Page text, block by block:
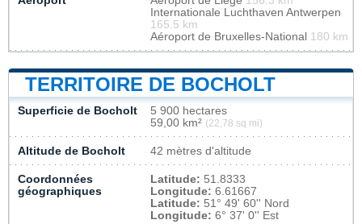
Internationale Luchthaven Antwerpen
165.5 km
Aéroport de Bruxelles-National 180 km
TERRITOIRE DE BOCHOLT
Superficie de Bocholt
5 900 hectares
59,00 km² (22,78 sq mi)
Altitude de Bocholt 42 mètres d'altitude
Coordonnées
géographiques
Latitude: 51.8333
Longitude: 6.61667
Latitude: 51° 49' 60'' Nord
Longitude: 6° 37' 0'' Est